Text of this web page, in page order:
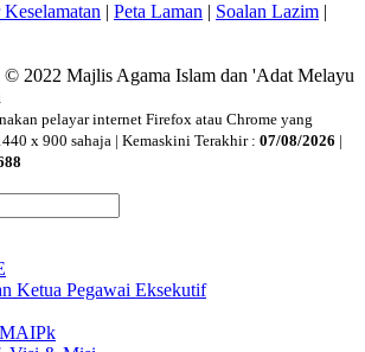
Keselamatan | Peta Laman | Soalan Lazim |
© 2022 Majlis Agama Islam dan 'Adat Melayu
pelayar internet Firefox atau Chrome yang
x 900 sahaja | Kemaskini Terakhir : 07/08/2026 |
Ketua Pegawai Eksekutif
MAIPk